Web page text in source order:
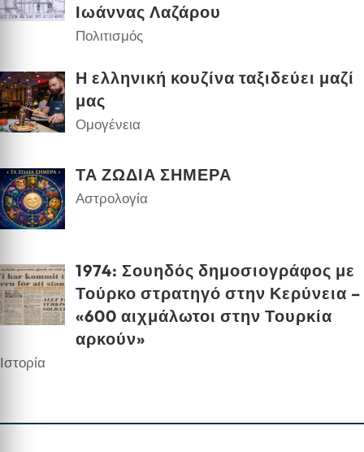
Ιωάννας Λαζάρου
Πολιτισμός
Η ελληνική κουζίνα ταξιδεύει μαζί
μας
Ομογένεια
ΤΑ ΖΩΔΙΑ ΣΗΜΕΡΑ
Αστρολογία
1974: Σουηδός δημοσιογράφος με
Τούρκο στρατηγό στην Κερύνεια –
«600 αιχμάλωτοι στην Τουρκία
αρκούν»
Ιστορία